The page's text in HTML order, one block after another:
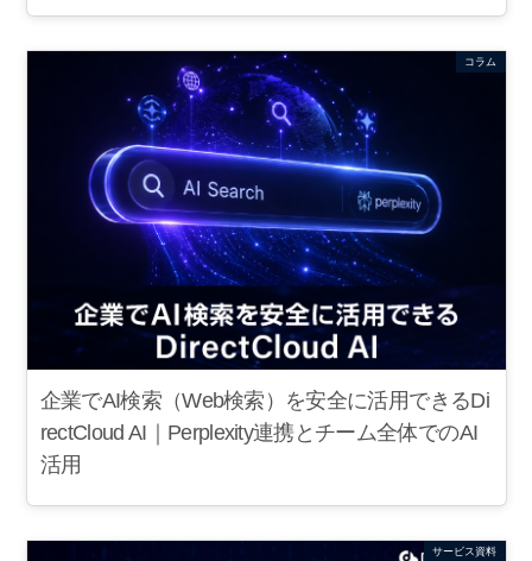
コラム
企業でAI検索（Web検索）を安全に活用できるDi
rectCloud AI｜Perplexity連携とチーム全体でのAI
活用
サービス資料